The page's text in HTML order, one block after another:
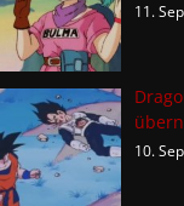
11.
10.